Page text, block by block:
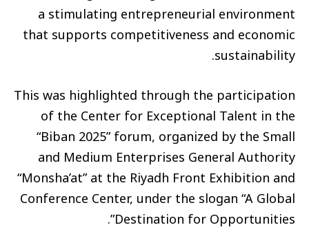
a stimulating entrepreneurial environment
that supports competitiveness and economic
sustainability.
This was highlighted through the participation
of the Center for Exceptional Talent in the
“Biban 2025” forum, organized by the Small
and Medium Enterprises General Authority
“Monsha’at” at the Riyadh Front Exhibition and
Conference Center, under the slogan “A Global
Destination for Opportunities”.